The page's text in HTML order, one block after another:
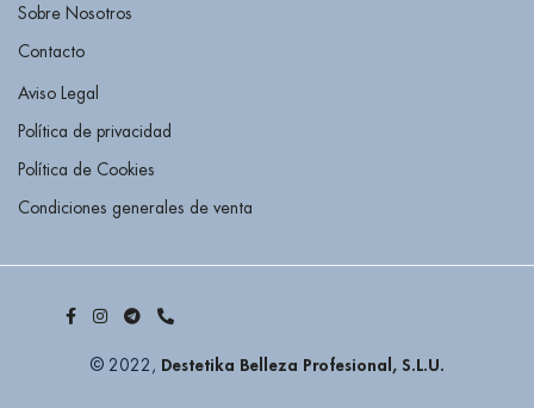
Sobre Nosotros
Contacto
Aviso Legal
Política de privacidad
Política de Cookies
Condiciones generales de venta
© 2022, Destetika Belleza Profesional, S.L.U.